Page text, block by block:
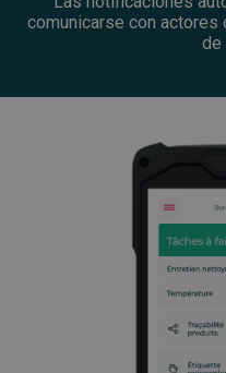
comunicarse con
de